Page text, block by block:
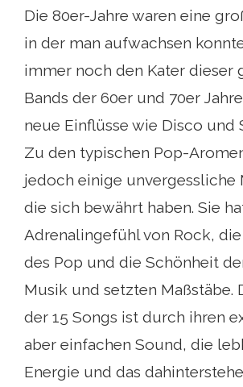
Die 80er-Jahre waren eine
in der man aufwachsen
immer noch den Kater dieser
Bands der 60er und 70er
neue Einflüsse wie Disco und
Zu den typischen Pop-
jedoch einige unvergessliche
die sich bewährt haben. Sie
Adrenalingefühl von Rock,
des Pop und die Schönheit
Musik und setzten Maßstäbe.
der 15 Songs ist durch ihren
aber einfachen Sound, die
Energie und das